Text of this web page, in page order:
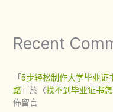
Recent
「5步轻松制作大学毕业证
路」於〈找不到毕业证书
佈留言